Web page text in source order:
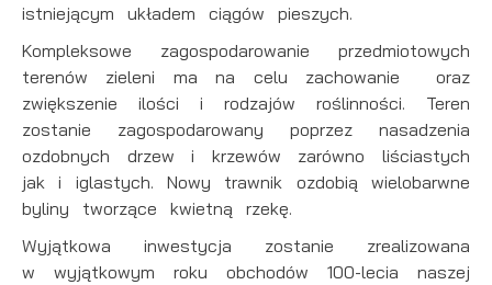
istniejącym układem ciągów pieszych.
Kompleksowe zagospodarowanie przedmiotowych
terenów zieleni ma na celu zachowanie oraz
zwiększenie ilości i rodzajów roślinności. Teren
zostanie zagospodarowany poprzez nasadzenia
ozdobnych drzew i krzewów zarówno liściastych
jak i iglastych. Nowy trawnik ozdobią wielobarwne
byliny tworzące kwietną rzekę.
Wyjątkowa inwestycja zostanie zrealizowana
w wyjątkowym roku obchodów 100-lecia naszej